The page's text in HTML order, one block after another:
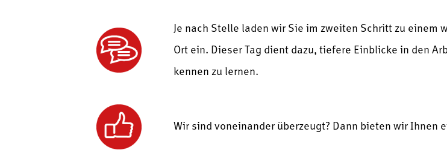
Je nach Stelle laden wir Sie im zweiten Schritt zu einem
Ort ein. Dieser Tag dient dazu, tiefere Einblicke in den
kennen zu lernen.
Wir sind voneinander überzeugt? Dann bieten wir Ihnen